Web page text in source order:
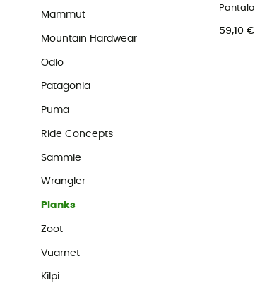
Mammut
Mountain Hardwear
Odlo
Patagonia
Puma
Ride Concepts
Sammie
Wrangler
Planks
Zoot
Vuarnet
Kilpi
59,10 €